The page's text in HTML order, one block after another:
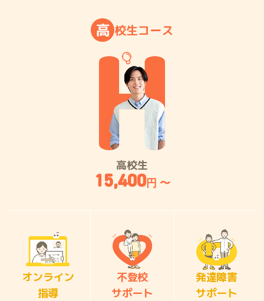
高 校生コース
高校生
15,400円 〜
オンライン
指導
不登校
サポート
発達障害
サポート